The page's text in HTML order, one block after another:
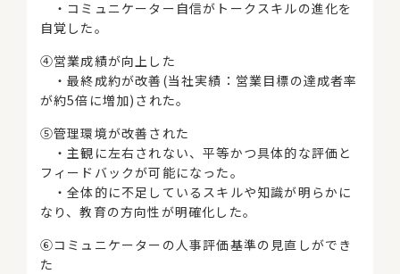
・コミュニケーター自信がトークスキルの進化を
自覚した。
④営業成績が向上した
・最終成約が改善(当社実績：営業目標の達成者率
が約5倍に増加)された。
⑤管理環境が改善された
・主観に左右されない、平等かつ具体的な評価と
フィードバックが可能になった。
・全体的に不足しているスキルや知識が明らかに
なり、教育の方向性が明確化した。
⑥コミュニケーターの人事評価基準の見直しができ
た